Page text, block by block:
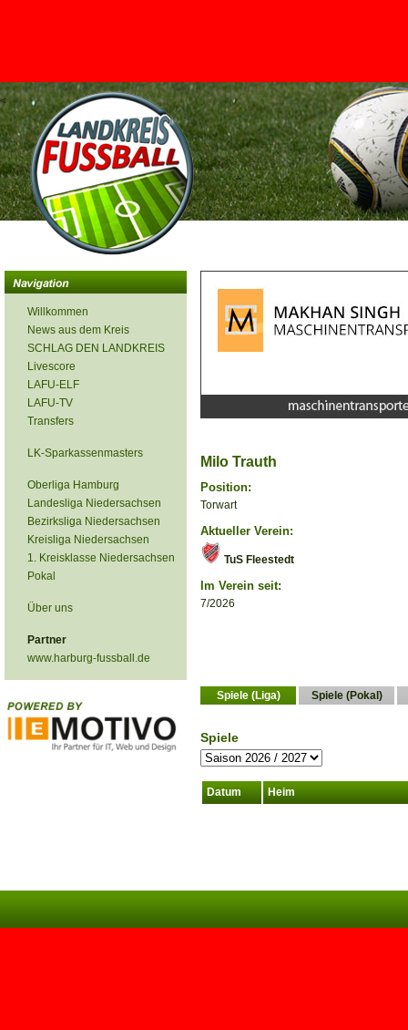
<
Willkommen
News aus dem Kreis
SCHLAG DEN LANDKREIS
Livescore
LAFU-ELF
LAFU-TV
Transfers
LK-Sparkassenmasters
Oberliga Hamburg
Landesliga Niedersachsen
Bezirksliga Niedersachsen
Kreisliga Niedersachsen
1. Kreisklasse Niedersachsen
Pokal
Über uns
Partner
www.harburg-fussball.de
Milo Trauth
Position:
Torwart
Aktueller Verein:
TuS Fleestedt
Im Verein seit:
7/2026
Spiele (Liga) Spiele (Pokal)
Spiele
Datum Heim